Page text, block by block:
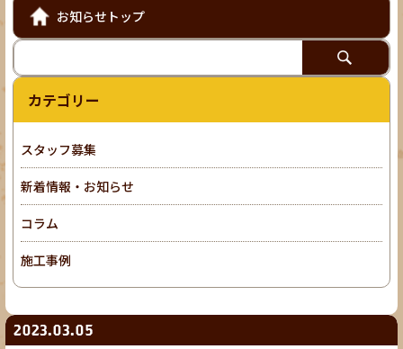
2023.03.05
お知らせトップ
カテゴリー
スタッフ募集
新着情報・お知らせ
コラム
施工事例